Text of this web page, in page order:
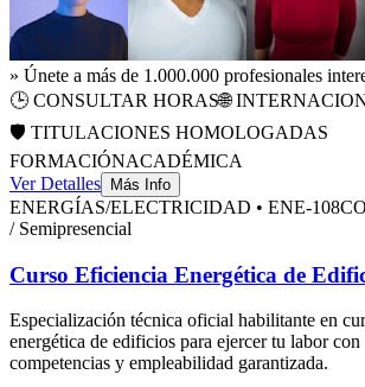
» Únete a más de 1.000.000 profesionales
🕒 CONSULTAR HORAS🌐
🛡️ TITULACIONES HOMOLOGADAS
FORMACIÓNACADÉMICA
Ver Detalles
Más Info
ENERGÍAS/ELECTRICIDAD • ENE-108
/ Semipresencial
Curso Eficiencia Energética de
Especialización técnica oficial habilitante en
energética de edificios para ejercer tu labor con
competencias y empleabilidad garantizada.